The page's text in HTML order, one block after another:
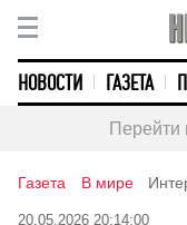
НОВОСТИ ГАЗЕТА
Перейти
Газета В мире
20.05.2026 20:14:00